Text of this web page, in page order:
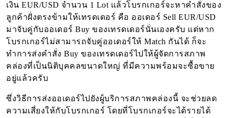
เงิน EUR/USD จำนวน 1 Lot แล้วโบรกเกอร์จะหาคำสั่งของ
ลูกค้าฝั่งตรงข้ามให้เทรดเดอร์ คือ ออเดอร์ Sell EUR/USD
มาจับคู่กับออเดอร์ Buy ของเทรดเดอร์นั่นเองครับ แต่หาก
โบรกเกอร์ไม่สามารถจับคู่ออเดอร์ให้ Match กันได้ ก็จะ
ทำการส่งคำสั่ง Buy ของเทรดเดอร์ไปให้ผู้จัดการสภาพ
คล่องที่เป็นนิติบุคคลขนาดใหญ่ ที่มีความพร้อมจะซื้อขาย
อยู่แล้วครับ
ซึ่งวิธีการส่งออเดอร์ไปยังผู้บริการสภาพคล่องนี้ จะช่วยลด
ความเสี่ยงให้กับโบรกเกอร์ โดยที่โบรกเกอร์จะได้รายได้